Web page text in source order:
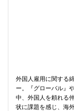
外国人雇用に関する
ー。『グローバル』
中、外国人を頼れる
状に課題を感じ、海